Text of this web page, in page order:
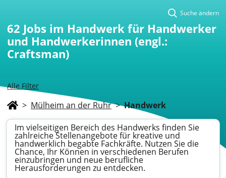
Alle Filter
Suche ändern
62 Jobs im Handwerk für Handwerker
und Handwerkerinnen (engl.:
Craftsman)
> Mülheim an der Ruhr > Handwerk
Im vielseitigen Bereich des Handwerks finden Sie
zahlreiche Stellenangebote für kreative und
handwerklich begabte Fachkräfte. Nutzen Sie die
Chance, Ihr Können in verschiedenen Berufen
einzubringen und neue berufliche
Herausforderungen zu entdecken.